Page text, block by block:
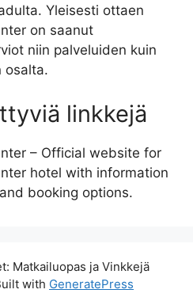
Yleisesti ottaen
on saanut
niin palveluiden kuin
osalta.
linkkejä
– Official website for
hotel with information
booking options.
Matkailuopas ja Vinkkejä
with GeneratePress